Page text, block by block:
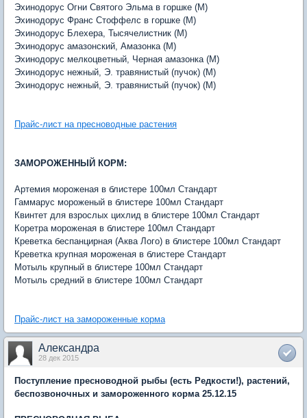
Эхинодорус Огни Святого Эльма в горшке (M)
Эхинодорус Франс Стоффелс в горшке (M)
Эхинодорус Блехера, Тысячелистник (M)
Эхинодорус амазонский, Амазонка (M)
Эхинодорус мелкоцветный, Черная амазонка (M)
Эхинодорус нежный, Э. травянистый (пучок) (M)
Эхинодорус нежный, Э. травянистый (пучок) (M)
Прайс-лист на пресноводные растения
ЗАМОРОЖЕННЫЙ КОРМ:
Артемия мороженая в блистере 100мл Стандарт
Гаммарус мороженый в блистере 100мл Стандарт
Квинтет для взрослых цихлид в блистере 100мл Стандарт
Коретра мороженая в блистере 100мл Стандарт
Креветка беспанцирная (Аква Лого) в блистере 100мл Стандарт
Креветка крупная мороженая в блистере Стандарт
Мотыль крупный в блистере 100мл Стандарт
Мотыль средний в блистере 100мл Стандарт
Прайс-лист на замороженные корма
Александра
28 дек 2015
Поступление пресноводной рыбы (есть Редкости!), растений,
беспозвоночных и замороженного корма 25.12.15